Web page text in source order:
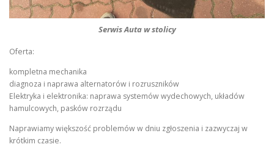
Serwis Auta w stolicy
Oferta:
kompletna mechanika
diagnoza i naprawa alternatorów i rozruszników
Elektryka i elektronika: naprawa systemów wydechowych, układów
hamulcowych, pasków rozrządu
Naprawiamy większość problemów w dniu zgłoszenia i zazwyczaj w
krótkim czasie.